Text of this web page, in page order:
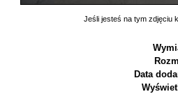
Jeśli jesteś na tym zdjęciu
Data